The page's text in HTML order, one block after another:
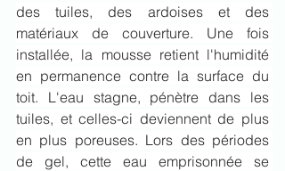
des tuiles, des ardoises et des
matériaux de couverture. Une fois
installée, la mousse retient l'humidité
en permanence contre la surface du
toit. L'eau stagne, pénètre dans les
tuiles, et celles-ci deviennent de plus
en plus poreuses. Lors des périodes
de gel, cette eau emprisonnée se